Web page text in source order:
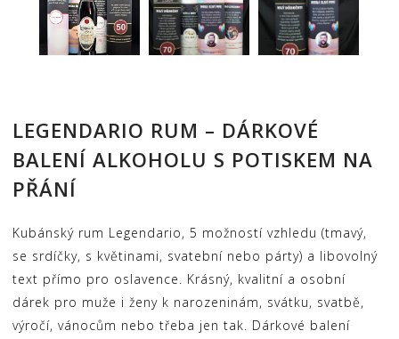
LEGENDARIO RUM – DÁRKOVÉ
BALENÍ ALKOHOLU S POTISKEM NA
PŘÁNÍ
Kubánský rum Legendario, 5 možností vzhledu (tmavý,
se srdíčky, s květinami, svatební nebo párty) a libovolný
text přímo pro oslavence. Krásný, kvalitní a osobní
dárek pro muže i ženy k narozeninám, svátku, svatbě,
výročí, vánocům nebo třeba jen tak. Dárkové balení